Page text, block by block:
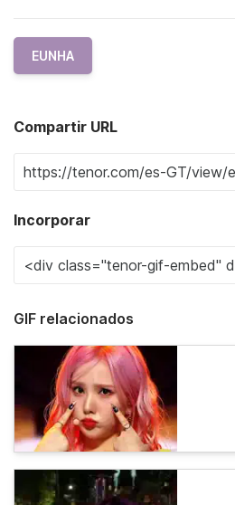
EUNHA
Compartir URL
Incorporar
GIF relacionados